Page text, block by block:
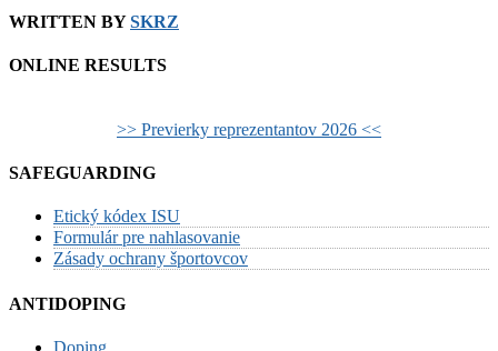
WRITTEN BYSKRZ
ONLINE RESULTS
>> Previerky reprezentantov 2026 <<
SAFEGUARDING
Etický kódex ISU
Formulár pre nahlasovanie
Zásady ochrany športovcov
ANTIDOPING
Doping